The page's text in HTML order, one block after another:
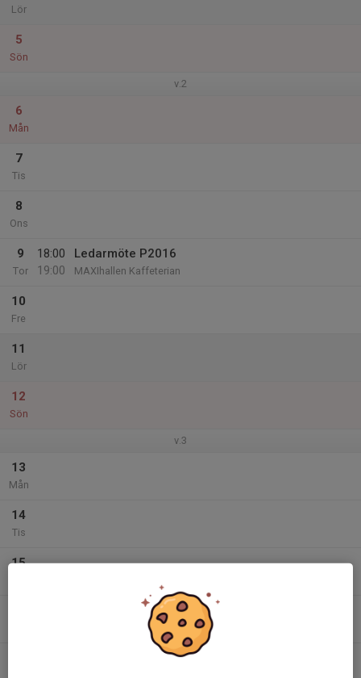
Lör
5
Sön
v.2
6
Mån
7
Tis
8
Ons
9
Tor
18:00
19:00
Ledarmöte P2016
MAXIhallen Kaffeterian
10
Fre
11
Lör
12
Sön
v.3
13
Mån
14
Tis
15
Träning inomhus - P2016 ⚽